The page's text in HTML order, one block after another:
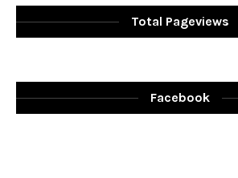
Total Pageviews
Facebook